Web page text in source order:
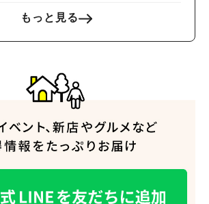
もっと見る